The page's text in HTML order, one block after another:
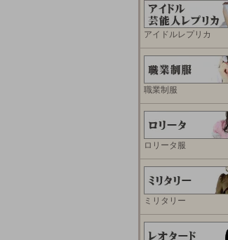
アイドルレプリカ
職業制服
ロリータ服
ミリタリー